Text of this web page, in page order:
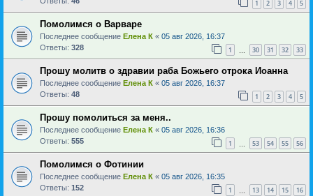
1 2 3 4 5
Помолимся о Варваре
Последнее сообщение Елена К « 05 авг 2026, 16:37
Ответы: 328 1 30 31 32 33
Прошу молитв о здравии раба Божьего отрока Иоанна
Последнее сообщение Елена К « 05 авг 2026, 16:37
Ответы: 48 1 2 3 4 5
Прошу помолиться за меня..
Последнее сообщение Елена К « 05 авг 2026, 16:36
Ответы: 555 1 53 54 55 56
Помолимся о Фотинии
Последнее сообщение Елена К « 05 авг 2026, 16:35
Ответы: 152 1 13 14 15 16